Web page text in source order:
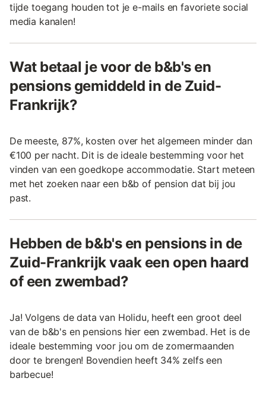
tijde toegang houden tot je e-mails en favoriete social
media kanalen!
Wat betaal je voor de b&b's en
pensions gemiddeld in de Zuid-
Frankrijk?
De meeste, 87%, kosten over het algemeen minder dan
€100 per nacht. Dit is de ideale bestemming voor het
vinden van een goedkope accommodatie. Start meteen
met het zoeken naar een b&b of pension dat bij jou
past.
Hebben de b&b's en pensions in de
Zuid-Frankrijk vaak een open haard
of een zwembad?
Ja! Volgens de data van Holidu, heeft een groot deel
van de b&b's en pensions hier een zwembad. Het is de
ideale bestemming voor jou om de zomermaanden
door te brengen! Bovendien heeft 34% zelfs een
barbecue!